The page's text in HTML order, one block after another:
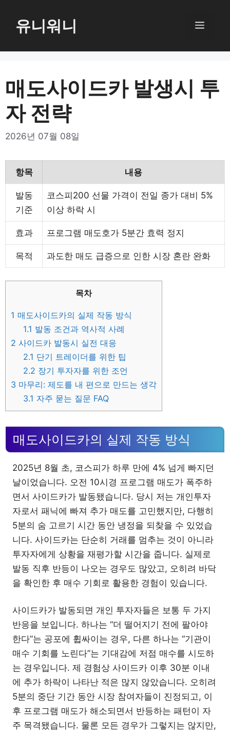
로
너
뛰
기
유니워니 메
매도사이드카 발생시 투
자 전략
2026년 07월 08일
항목 내용
발동
기준
코스피200 선물 가격이 전일 종가 대비 5%
이상 하락 시
효과 프로그램 매도호가 5분간 효력 정지
목적 과도한 매도 급증으로 인한 시장 혼란 완화
목차
1 매도사이드카의 실제 작동 방식
1.1 발동 조건과 역사적 사례
2 사이드카 발동시 실전 대응
2.1 단기 트레이더를 위한 팁
2.2 장기 투자자를 위한 조언
3 마무리: 제도를 내 편으로 만드는 생각
3.1 자주 묻는 질문 FAQ
매도사이드카의 실제 작동 방식
2025년 8월 초, 코스피가 하루 만에 4% 넘게 빠지던
날이었습니다. 오전 10시경 프로그램 매도가 폭주하
면서 사이드카가 발동됐습니다. 당시 저는 개인투자
자로서 패닉에 빠져 추가 매도를 고민했지만, 다행히
5분의 숨 고르기 시간 동안 냉정을 되찾을 수 있었습
니다. 사이드카는 단순히 거래를 멈추는 것이 아니라
투자자에게 상황을 재평가할 시간을 줍니다. 실제로
발동 직후 반등이 나오는 경우도 많았고, 오히려 바닥
을 확인한 후 매수 기회로 활용한 경험이 있습니다.
사이드카가 발동되면 개인 투자자들은 보통 두 가지
반응을 보입니다. 하나는 “더 떨어지기 전에 팔아야
한다”는 공포에 휩싸이는 경우, 다른 하나는 “기관이
매수 기회를 노린다”는 기대감에 저점 매수를 시도하
는 경우입니다. 제 경험상 사이드카 이후 30분 이내
에 추가 하락이 나타난 적은 많지 않았습니다. 오히려
5분의 중단 기간 동안 시장 참여자들이 진정되고, 이
후 프로그램 매도가 해소되면서 반등하는 패턴이 자
주 목격됐습니다. 물론 모든 경우가 그렇지는 않지만,